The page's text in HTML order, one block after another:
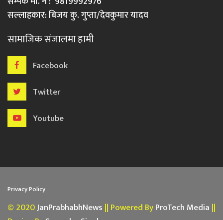
सल्लाहकार: बिजय कु. गुप्ता/देवकुमार यादव
सामाजिक संजालमा हामी
Facebook
Twitter
Youtube
Privacy Policy
© 2020JanPrabhabhNews || Powered ByProTech Media ||